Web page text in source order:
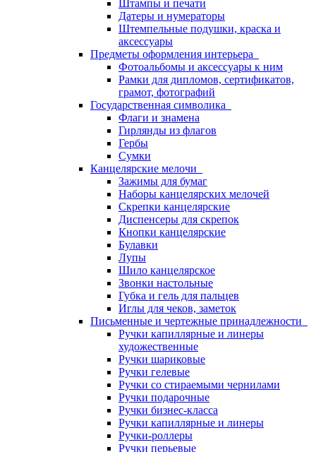
Штампы и печати
Датеры и нумераторы
Штемпельные подушки, краска и
аксессуары
Предметы оформления интерьера
Фотоальбомы и аксессуары к ним
Рамки для дипломов, сертификатов,
грамот, фотографий
Государственная символика
Флаги и знамена
Гирлянды из флагов
Гербы
Сумки
Канцелярские мелочи
Зажимы для бумаг
Наборы канцелярских мелочей
Скрепки канцелярские
Диспенсеры для скрепок
Кнопки канцелярские
Булавки
Лупы
Шило канцелярское
Звонки настольные
Губка и гель для пальцев
Иглы для чеков, заметок
Письменные и чертежные принадлежности
Ручки капиллярные и линеры
художественные
Ручки шариковые
Ручки гелевые
Ручки со стираемыми чернилами
Ручки подарочные
Ручки бизнес-класса
Ручки капиллярные и линеры
Ручки-роллеры
Ручки перьевые